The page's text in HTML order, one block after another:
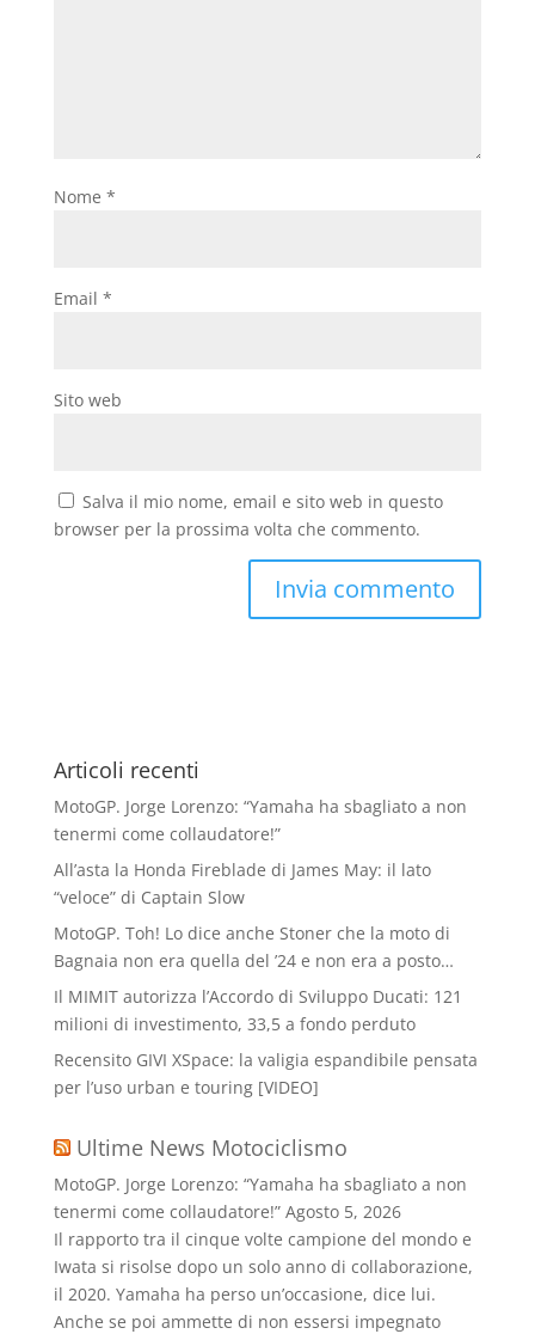
Nome *
Email *
Sito web
Salva il mio nome, email e sito web in questo
browser per la prossima volta che commento.
Articoli recenti
MotoGP. Jorge Lorenzo: “Yamaha ha sbagliato a non
tenermi come collaudatore!”
All’asta la Honda Fireblade di James May: il lato
“veloce” di Captain Slow
MotoGP. Toh! Lo dice anche Stoner che la moto di
Bagnaia non era quella del ’24 e non era a posto…
Il MIMIT autorizza l’Accordo di Sviluppo Ducati: 121
milioni di investimento, 33,5 a fondo perduto
Recensito GIVI XSpace: la valigia espandibile pensata
per l’uso urban e touring [VIDEO]
Ultime News Motociclismo
MotoGP. Jorge Lorenzo: “Yamaha ha sbagliato a non
tenermi come collaudatore!” Agosto 5, 2026
Il rapporto tra il cinque volte campione del mondo e
Iwata si risolse dopo un solo anno di collaborazione,
il 2020. Yamaha ha perso un’occasione, dice lui.
Anche se poi ammette di non essersi impegnato